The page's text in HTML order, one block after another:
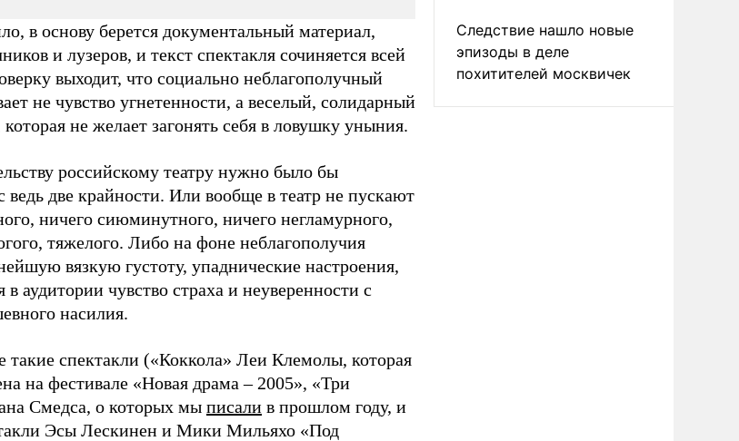
в основу берется документальный материал,
и лузеров, и текст спектакля сочиняется всей
выходит, что социально неблагополучный
не чувство угнетенности, а веселый, солидарный
не желает загонять себя в ловушку уныния.
российскому театру нужно было бы
ведь две крайности. Или вообще в театр не пускают
ничего сиюминутного, ничего негламурного,
тяжелого. Либо на фоне неблагополучия
вязкую густоту, упаднические настроения,
аудитории чувство страха и неуверенности с
насилия.
спектакли («Коккола» Леи Клемолы, которая
на фестивале «Новая драма – 2005», «Три
Смедса, о которых мы писали в прошлом году, и
Эсы Лескинен и Мики Мильяхо «Под
Следствие нашло новые
эпизоды в деле
похитителей москвичек